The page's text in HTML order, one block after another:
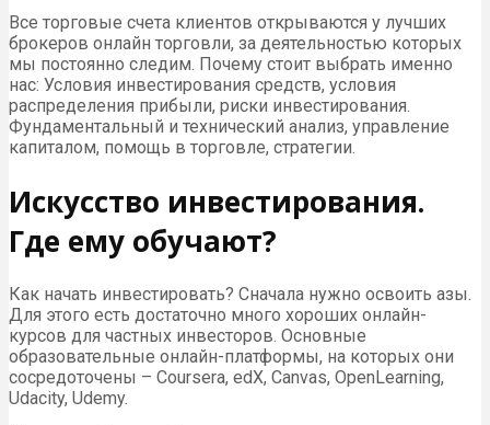
Все торговые счета клиентов открываются у лучших
брокеров онлайн торговли, за деятельностью которых
мы постоянно следим. Почему стоит выбрать именно
нас: Условия инвестирования средств, условия
распределения прибыли, риски инвестирования.
Фундаментальный и технический анализ, управление
капиталом, помощь в торговле, стратегии.
Искусство инвестирования.
Где ему обучают?
Как начать инвестировать? Сначала нужно освоить азы.
Для этого есть достаточно много хороших онлайн-
курсов для частных инвесторов. Основные
образовательные онлайн-платформы, на которых они
сосредоточены – Coursera, edX, Canvas, OpenLearning,
Udacity, Udemy.